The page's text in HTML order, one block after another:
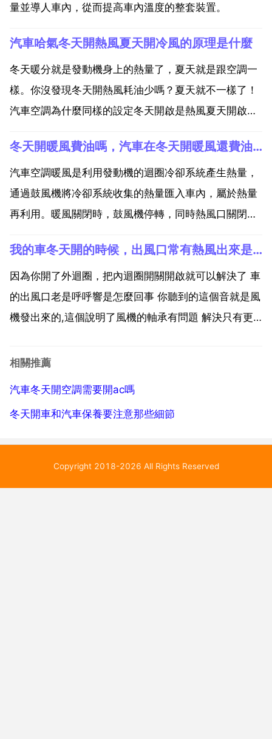
量並導人車內，從而提高車內溫度的整套裝置。
汽車哈氣冬天開熱風夏天開冷風的原理是什麼
冬天暖分就是發動機身上的熱量了，夏天就是跟空調一
樣。你沒發現冬天開熱風耗油少嗎？夏天就不一樣了！
汽車空調為什麼同樣的設定冬天開啟是熱風夏天開啟是
度，例如夏天35度，那麼你熟悉了35度的溫度，遇到
25度空氣便會覺得它是冷風。同樣的道理，冬天天氣
10度，...
冬天開暖風費油嗎，汽車在冬天開暖風還費油嗎？
汽車空調暖風是利用發動機的迴圈冷卻系統產生熱量，
通過鼓風機將冷卻系統收集的熱量匯入車內，屬於熱量
再利用。暖風關閉時，鼓風機停轉，同時熱風口關閉，
提供動力，幾乎不會增長油耗。汽車空調製冷時，需要
壓縮機做功，而壓縮機工作的動力恰恰是由發動機提供
的，這樣一來...
我的車冬天開的時候，出風口常有熱風出來是怎麼回事
因為你開了外迴圈，把內迴圈開關開啟就可以解決了 車
的出風口老是呼呼響是怎麼回事 你聽到的這個音就是風
機發出來的,這個說明了風機的軸承有問題 解決只有更
機有沒有開啟，如果鼓風機沒有開啟的話，建議你選擇
相關推薦
汽車冬天開空調需要開ac嗎
冬天開車和汽車保養要注意那些細節
Copyright 2018-2026 All Rights Reserved